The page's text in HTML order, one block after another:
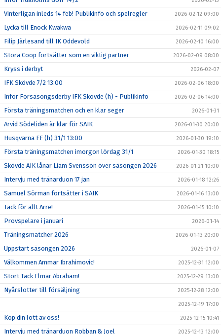
Vinterligan inleds 14 feb! Publikinfo och spelregler 2026-02-12 09:00
Lycka till Enock Kwakwa 2026-02-11 09:02
Filip Järlesand till IK Oddevold 2026-02-10 16:00
Stora Coop fortsätter som en viktig partner 2026-02-09 08:00
Kryss i derbyt 2026-02-07
IFK Skövde 7/2 13:00 2026-02-06 18:00
Inför Försäsongsderby IFK Skövde (h) - Publikinfo 2026-02-06 14:00
Första träningsmatchen och en klar seger 2026-01-31
Arvid Södeliden är klar för SAIK 2026-01-30 20:00
Husqvarna FF (h) 31/1 13:00 2026-01-30 19:10
Första träningsmatchen imorgon lördag 31/1 2026-01-30 18:15
Skövde AIK lånar Liam Svensson över säsongen 2026 2026-01-21 10:00
Intervju med tränarduon 17 jan 2026-01-18 12:26
Samuel Sörman fortsätter i SAIK 2026-01-16 13:00
Tack för allt Arre! 2026-01-15 10:10
Provspelare i januari 2026-01-14
Träningsmatcher 2026 2026-01-13 20:00
Uppstart säsongen 2026 2026-01-07
Välkommen Ammar Ibrahimovic! 2025-12-31 12:00
Stort Tack Elmar Abraham! 2025-12-29 13:00
Nyårslotter till försäljning 2025-12-28 12:00
2025-12-19 17:00
Köp din lott av oss! 2025-12-15 10:41
Intervju med tränarduon Robban & Joel 2025-12-13 12:00